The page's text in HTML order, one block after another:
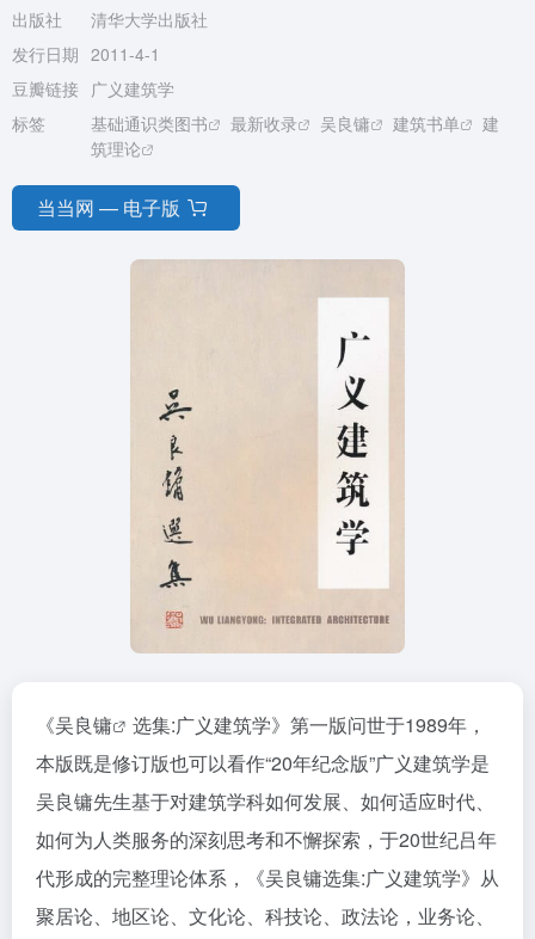
出版社
清华大学出版社
发行日期 2011-4-1
豆瓣链接 广义建筑学
标签
基础通识类图书 最新收录 吴良镛 建筑书单
建
筑理论
当当网 — 电子版
《吴良镛
选集:广义建筑学》第一版问世于1989年，
本版既是修订版也可以看作“20年纪念版”广义建筑学是
吴良镛先生基于对建筑学科如何发展、如何适应时代、
如何为人类服务的深刻思考和不懈探索，于20世纪吕年
代形成的完整理论体系，《吴良镛选集:广义建筑学》从
聚居论、地区论、文化论、科技论、政法论，业务论、